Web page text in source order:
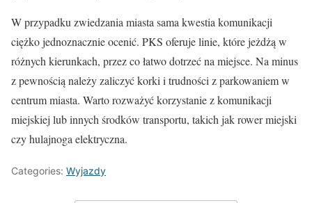
W przypadku zwiedzania miasta sama kwestia komunikacji
ciężko jednoznacznie ocenić. PKS oferuje linie, które jeżdżą w
różnych kierunkach, przez co łatwo dotrzeć na miejsce. Na minus
z pewnością należy zaliczyć korki i trudności z parkowaniem w
centrum miasta. Warto rozważyć korzystanie z komunikacji
miejskiej lub innych środków transportu, takich jak rower miejski
czy hulajnoga elektryczna.
Categories: Wyjazdy